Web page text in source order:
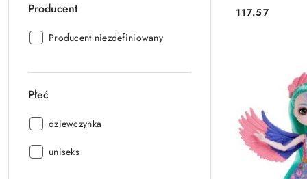
Producent
Producent:
Producent niezdefiniowany
Płeć
Płeć:
dziewczynka
Płeć:
uniseks
Cena:
117.57